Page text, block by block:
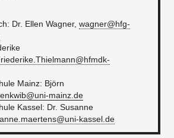
Dr. Ellen Wagner, wagner@hfg-
Mainz: Björn
mainz.de
Kassel: Dr. Susanne
kassel.de